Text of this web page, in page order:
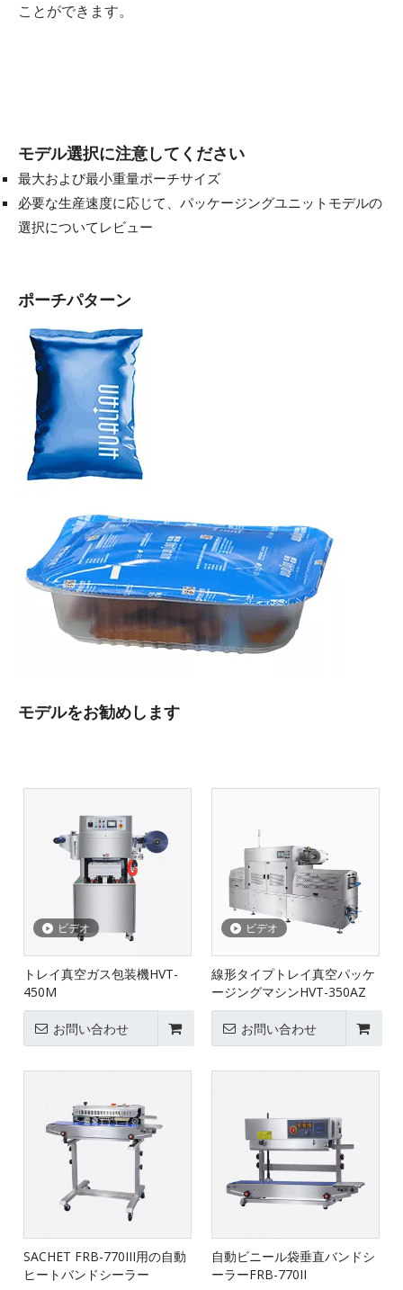
ことができます。
モデル選択に注意してください
最大および最小重量ポーチサイズ
必要な生産速度に応じて、パッケージングユニットモデルの
選択についてレビュー
ポーチパターン
モデルをお勧めします
ビデオ
トレイ真空ガス包装機HVT-
450M
お問い合わせ
ビデオ
線形タイプトレイ真空パッケ
ージングマシンHVT-350AZ
お問い合わせ
SACHET FRB-770III用の自動
ヒートバンドシーラー
自動ビニール袋垂直バンドシ
ーラーFRB-770II